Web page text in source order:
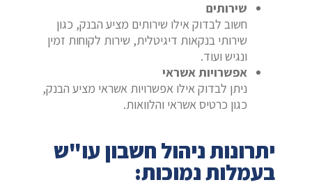
שירותים
חשוב לבדוק אילו שירותים מציע הבנק, כגון
שירותי בנקאות דיגיטלית, שירות לקוחות זמין
ונגיש ועוד.
אפשרויות אשראי
ניתן לבדוק אילו אפשרויות אשראי מציע הבנק,
כגון כרטיס אשראי והלוואות.
יתרונות ניהול חשבון עו"ש
בעמלות נמוכות: